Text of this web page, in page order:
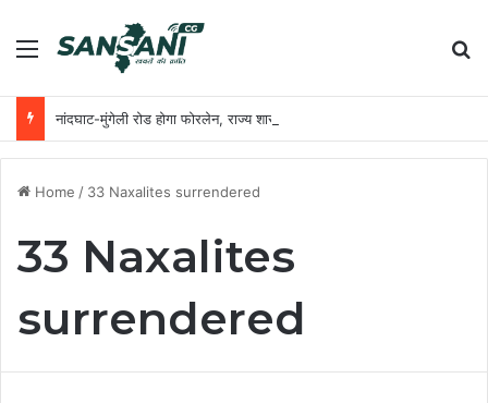
Menu
नांदघाट-मुंगेली रोड होगा फोरलेन, राज्य शासन ने मंजूर किए 21.81 करोड़
Home / 33 Naxalites surrendered
33 Naxalites
surrendered